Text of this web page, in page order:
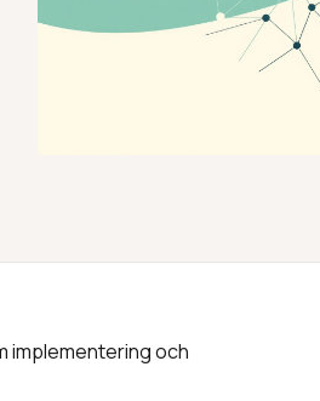
implementering och